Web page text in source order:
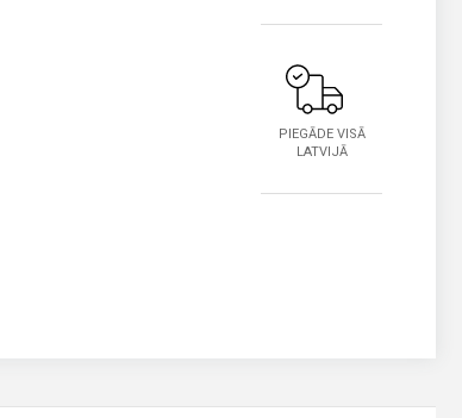
PIEGĀDE VISĀ
LATVIJĀ